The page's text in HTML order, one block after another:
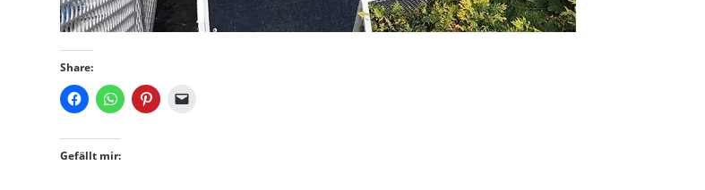
Share:
Gefällt mir: